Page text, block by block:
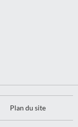
Plan du site